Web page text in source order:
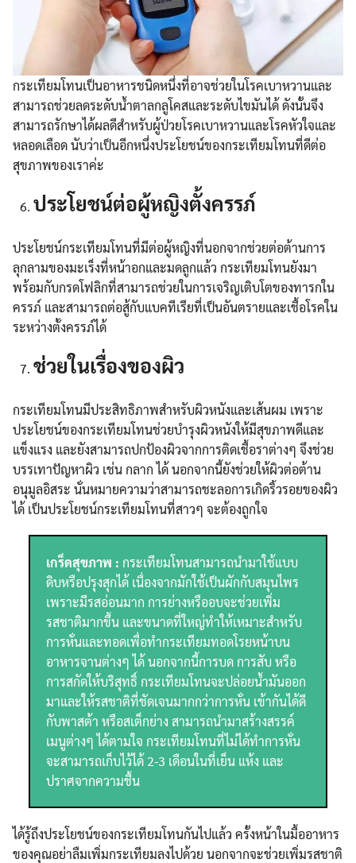
กระเทียมโทนเป็นอาหารชนิดหนึ่งที่อาจช่วยในโรคเบาหวานและ
สามารถช่วยลดระดับน้ำตาลกลูโคสและระดับไขมันได้ ดังนั้นจึง
สามารถรักษาได้ผลดีสำหรับผู้ป่วยโรคเบาหวานและโรคหัวใจและ
หลอดเลือด นับว่าเป็นอีกหนึ่งประโยชน์ของกระเทียมโทนที่ดีต่อ
สุขภาพของเราค่ะ
ประโยชน์ต่อผู้หญิงตั้งครรภ์
ประโยชน์กระเทียมโทนที่มีต่อผู้หญิงที่นอกจากช่วยต่อต้านการ
ลุกลามของมะเร็งที่หน้าอกและมดลูกแล้ว กระเทียมโทนยังมา
พร้อมกับกรดโฟลิกที่สามารถช่วยในการเจริญเติบโตของทารกใน
ครรภ์ และสามารถต่อสู้กับแบคทีเรียที่เป็นอันตรายและเชื้อโรคใน
ระหว่างตั้งครรภ์ได้
ช่วยในเรื่องของผิว
กระเทียมโทนมีประสิทธิภาพสำหรับผิวหนังและเส้นผม เพราะ
ประโยชน์ของกระเทียมโทนช่วยบำรุงผิวหนังให้มีสุขภาพดีและ
แข็งแรง และยังสามารถปกป้องผิวจากการติดเชื้อราต่างๆ จึงช่วย
บรรเทาปัญหาผิว เช่น กลาก ได้ นอกจากนี้ยังช่วยให้ผิวต่อต้าน
อนุมูลอิสระ นั่นหมายความว่าสามารถชะลอการเกิดริ้วรอยของผิว
ได้ เป็นประโยชน์กระเทียมโทนที่สาวๆ จะต้องถูกใจ
เกร็ดสุขภาพ : กระเทียมโทนสามารถนำมาใช้แบบ
ดิบหรือปรุงสุกได้ เนื่องจากมักใช้เป็นผักกับสมุนไพร
เพราะมีรสอ่อนมาก การย่างหรืออบจะช่วยเพิ่ม
รสชาติมากขึ้น และขนาดที่ใหญ่ทำให้เหมาะสำหรับ
การหั่นและทอดเพื่อทำกระเทียมทอดโรยหน้าบน
อาหารจานต่างๆ ได้ นอกจากนี้การบด การสับ หรือ
การสกัดให้บริสุทธิ์ กระเทียมโทนจะปล่อยน้ำมันออก
มาและให้รสชาติที่ชัดเจนมากกว่าการหั่น เข้ากันได้ดี
กับพาสต้า หรือสเต็กย่าง สามารถนำมาสร้างสรรค์
เมนูต่างๆ ได้ตามใจ กระเทียมโทนที่ไม่ได้ทำการหั่น
จะสามารถเก็บไว้ได้ 2-3 เดือนในที่เย็น แห้ง และ
ปราศจากความชื้น
ได้รู้ถึงประโยชน์ของกระเทียมโทนกันไปแล้ว ครั้งหน้าในมื้ออาหาร
ของคุณอย่าลืมเพิ่มกระเทียมลงไปด้วย นอกจากจะช่วยเพิ่มรสชาติ